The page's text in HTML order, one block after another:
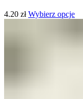
4.20 zł Wybierz opcje